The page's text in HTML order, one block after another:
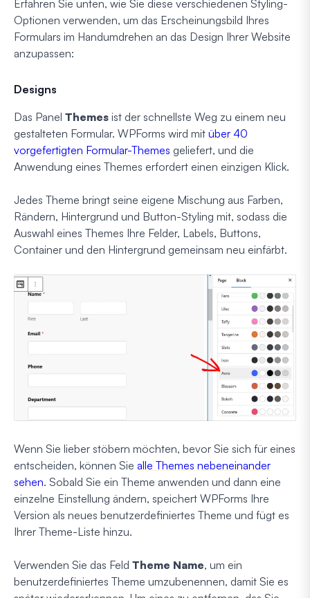
Erfahren Sie unten, wie Sie diese verschiedenen Styling-
Optionen verwenden, um das Erscheinungsbild Ihres
Formulars im Handumdrehen an das Design Ihrer Website
anzupassen:
Designs
Das Panel Themes ist der schnellste Weg zu einem neu
gestalteten Formular. WPForms wird mit über 40
vorgefertigten Formular-Themes geliefert, und die
Anwendung eines Themes erfordert einen einzigen Klick.
Jedes Theme bringt seine eigene Mischung aus Farben,
Rändern, Hintergrund und Button-Styling mit, sodass die
Auswahl eines Themes Ihre Felder, Labels, Buttons,
Container und den Hintergrund gemeinsam neu einfärbt.
Wenn Sie lieber stöbern möchten, bevor Sie sich für eines
entscheiden, können Sie alle Themes nebeneinander
sehen. Sobald Sie ein Theme anwenden und dann eine
einzelne Einstellung ändern, speichert WPForms Ihre
Version als neues benutzerdefiniertes Theme und fügt es
Ihrer Theme-Liste hinzu.
Verwenden Sie das Feld Theme Name, um ein
benutzerdefiniertes Theme umzubenennen, damit Sie es